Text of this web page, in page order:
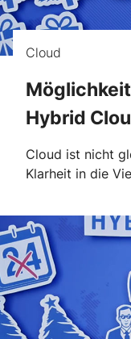
Cloud
Hybrid
Cloud ist nicht
Klarheit in die